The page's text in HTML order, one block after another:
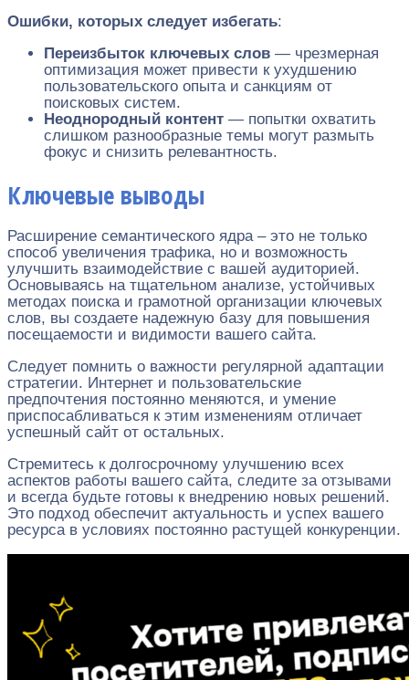
Ошибки, которых следует избегать:
Переизбыток ключевых слов — чрезмерная
оптимизация может привести к ухудшению
пользовательского опыта и санкциям от
поисковых систем.
Неоднородный контент — попытки охватить
слишком разнообразные темы могут размыть
фокус и снизить релевантность.
Ключевые выводы
Расширение семантического ядра – это не только
способ увеличения трафика, но и возможность
улучшить взаимодействие с вашей аудиторией.
Основываясь на тщательном анализе, устойчивых
методах поиска и грамотной организации ключевых
слов, вы создаете надежную базу для повышения
посещаемости и видимости вашего сайта.
Следует помнить о важности регулярной адаптации
стратегии. Интернет и пользовательские
предпочтения постоянно меняются, и умение
приспосабливаться к этим изменениям отличает
успешный сайт от остальных.
Стремитесь к долгосрочному улучшению всех
аспектов работы вашего сайта, следите за отзывами
и всегда будьте готовы к внедрению новых решений.
Это подход обеспечит актуальность и успех вашего
ресурса в условиях постоянно растущей конкуренции.